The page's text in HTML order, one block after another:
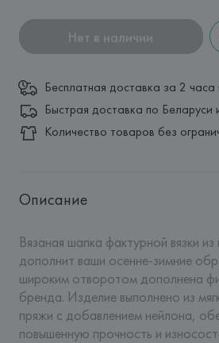
Нет в наличии
Бесплатная доставка за 2
Быстрая доставка по Беларуси
Количество товаров без
Описание
Вязаная шапка фактурной вязки
дополнит ваши осенне-зимние
широким отворотом дополнена
бренда. Изделие выполнено из
пряжи с добавлением нейлона,
повышенную прочность и